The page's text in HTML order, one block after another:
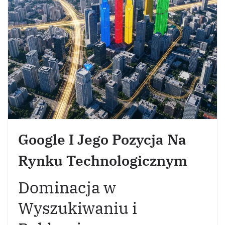
Google I Jego Pozycja Na
Rynku Technologicznym
Dominacja w
Wyszukiwaniu i